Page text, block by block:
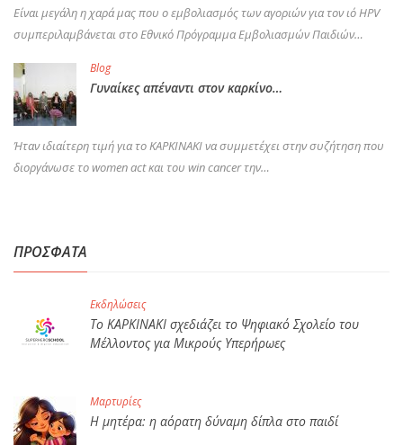
Είναι μεγάλη η χαρά μας που ο εμβολιασμός των αγοριών για τον ιό HPV
συμπεριλαμβάνεται στο Εθνικό Πρόγραμμα Εμβολιασμών Παιδιών…
Blog
Γυναίκες απέναντι στον καρκίνο…
Ήταν ιδιαίτερη τιμή για το ΚΑΡΚΙΝΑΚΙ να συμμετέχει στην συζήτηση που
διοργάνωσε το women act και του win cancer την…
ΠΡΟΣΦΑΤΑ
Εκδηλώσεις
Το ΚΑΡΚΙΝΑΚΙ σχεδιάζει το Ψηφιακό Σχολείο του
Μέλλοντος για Μικρούς Υπερήρωες
Μαρτυρίες
Η μητέρα: η αόρατη δύναμη δίπλα στο παιδί